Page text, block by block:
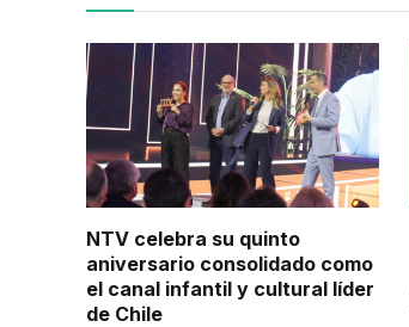
NTV celebra su quinto
aniversario consolidado como
el canal infantil y cultural líder
de Chile